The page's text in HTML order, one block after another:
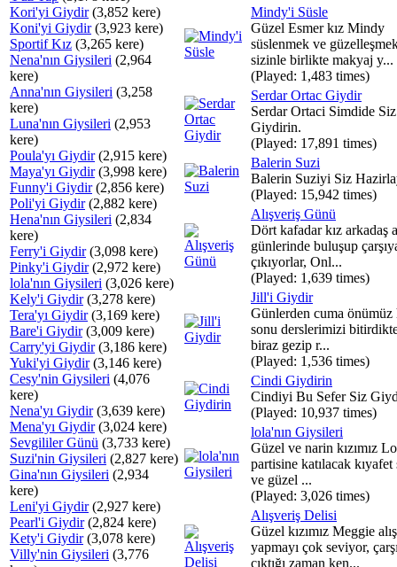
Kori'yi Giydir(3,852 kere)
Koni'yi Giydir(3,923 kere)
Sportif Kız (3,265 kere)
Nena'nın Giysileri (2,964
kere)
Anna'nın Giysileri (3,258
kere)
Luna'nın Giysileri (2,953
kere)
Poula'yı Giydir(2,915 kere)
Maya'yı Giydir(3,998 kere)
Funny'i Giydir(2,856 kere)
Poli'yi Giydir(2,882 kere)
Hena'nın Giysileri (2,834
kere)
Ferry'i Giydir(3,098 kere)
Pinky'i Giydir(2,972 kere)
lola'nın Giysileri (3,026 kere)
Kely'i Giydir(3,278 kere)
Tera'yı Giydir(3,169 kere)
Bare'i Giydir(3,009 kere)
Carry'yi Giydir(3,186 kere)
Yuki'yi Giydir(3,146 kere)
Cesy'nin Giysileri (4,076
kere)
Nena'yı Giydir(3,639 kere)
Mena'yı Giydir(3,024 kere)
Sevgililer Günü (3,733 kere)
Suzi'nin Giysileri (2,827 kere)
Gina'nın Giysileri (2,934
kere)
Leni'yi Giydir(2,927 kere)
Pearl'i Giydir(2,824 kere)
Kety'i Giydir(3,078 kere)
Villy'nin Giysileri (3,776
Mindy'i Süsle
Güzel Esmer kız Mindy
süslenmek ve
sizinle birlikte makyaj y...
(Played: 1,483 times)
Serdar Ortac Giydir
Serdar Ortaci Simdide Siz
Giydirin.
(Played: 17,891 times)
Balerin Suzi
Balerin Suziyi Siz
(Played: 15,942 times)
Alışveriş Günü
Dört kafadar kız arkadaş
günlerinde buluşup
çıkıyorlar, Onl...
(Played: 1,639 times)
Jill'i Giydir
Günlerden cuma önümüz
sonu derslerimizi
biraz gezip r...
(Played: 1,536 times)
Cindi Giydirin
Cindiyi Bu Sefer Siz
(Played: 10,937 times)
lola'nın Giysileri
Güzel ve narin kızımız
partisine katılacak kıyafet
ve güzel ...
(Played: 3,026 times)
Alışveriş Delisi
Güzel kızımız Meggie
yapmayı çok seviyor,
çıktığı zaman ken...